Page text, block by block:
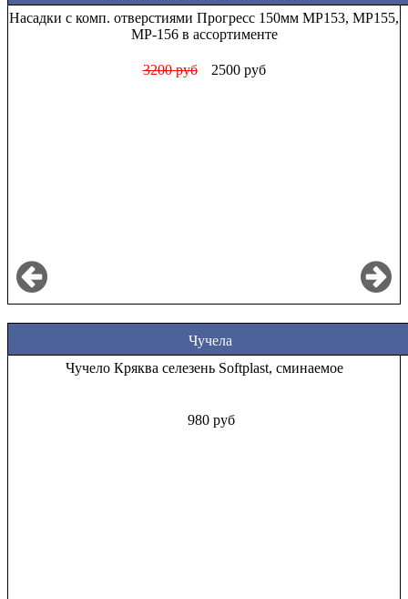
Насадки с комп. отверстиями Прогресс 150мм МР153, МР155,
МР-156 в ассортименте
3200 руб 2500 руб
Чучела
Чучело Кряква селезень Softplast, сминаемое
980 руб